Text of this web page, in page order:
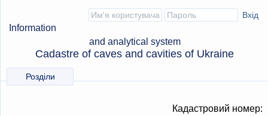
Information
and analytical system
Cadastre of caves and cavities of Ukraine
Розділи
Кадастровий номер: